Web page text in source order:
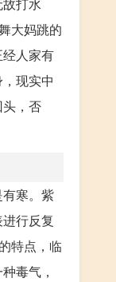
打水
大妈跳的
人家有
现实中
，否
寒。紫
行反复
特点，临
毒气，